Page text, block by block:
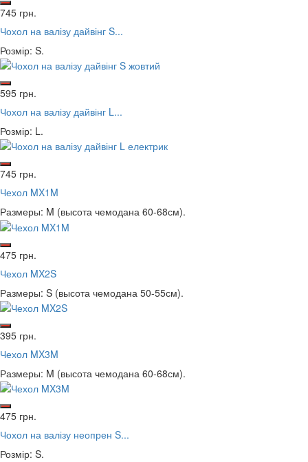
745 грн.
Чохол на валізу дайвінг S...
Розмір: S.
595 грн.
Чохол на валізу дайвінг L...
Розмір: L.
745 грн.
Чехол MX1M
Размеры: M (высота чемодана 60-68см).
475 грн.
Чехол MX2S
Размеры: S (высота чемодана 50-55см).
395 грн.
Чехол MX3M
Размеры: M (высота чемодана 60-68см).
475 грн.
Чохол на валізу неопрен S...
Розмір: S.